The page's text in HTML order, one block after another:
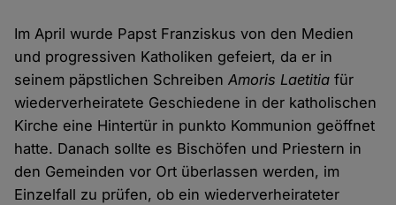
Im April wurde Papst Franziskus von den Medien
und progressiven Katholiken gefeiert, da er in
seinem päpstlichen SchreibenAmoris Laetitia für
wiederverheiratete Geschiedene in der katholischen
Kirche eine Hintertür in punkto Kommunion geöffnet
hatte. Danach sollte es Bischöfen und Priestern in
den Gemeinden vor Ort überlassen werden, im
Einzelfall zu prüfen, ob ein wiederverheirateter